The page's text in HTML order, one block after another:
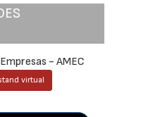
- AMEC
virtual